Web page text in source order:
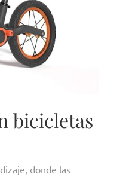
bicicletas
donde las